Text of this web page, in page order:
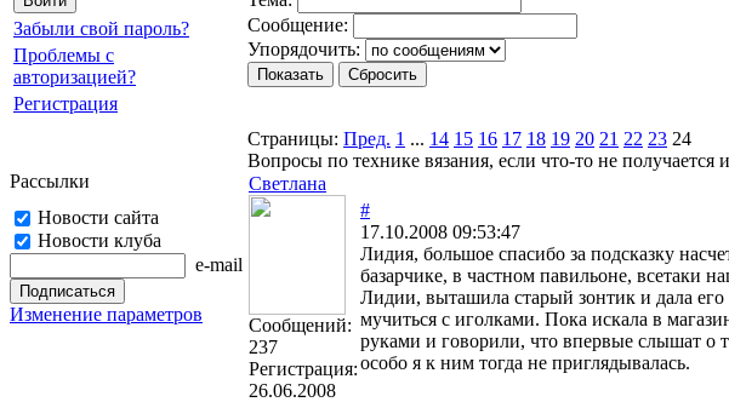
Забыли свой пароль?
Проблемы с
авторизацией?
Регистрация
Рассылки
Новости сайта
Новости клуба
e-mail
Изменение параметров
Cooбщение:
Упорядочить:
Страницы: Пред. 1 ... 14 15 16 17 18 19 20 21 22 23 24
Вопросы по технике вязания, если что-то не получается
Светлана
Cообщений:
237
Регистрация:
26.06.2008
#
17.10.2008 09:53:47
Лидия, большое спасибо за подсказку
базарчике, в частном павильоне, всетаки
Лидии, выташила старый зонтик и дала
мучиться с иголками. Пока искала в
руками и говорили, что впервые слышат о
особо я к ним тогда не приглядывалась.